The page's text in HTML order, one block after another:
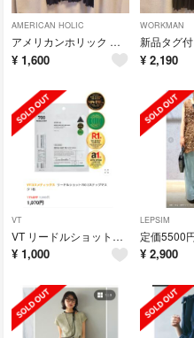
AMERICAN HOLIC
アメリカンホリック ロング プリーツスカート ネイビー
¥ 1,600
WORKMAN
¥ 2,190
VT
VT リードルショット700 2ステップマスク 3枚
¥ 1,000
LEPSIM
¥ 2,900